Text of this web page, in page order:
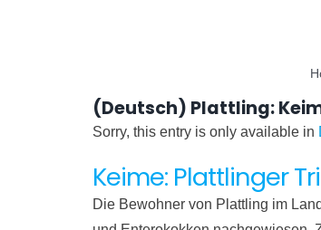
(Deutsch) Plattling:
Sorry, this entry is only available in
Keime: Plattlinger
Die Bewohner von Plattling im